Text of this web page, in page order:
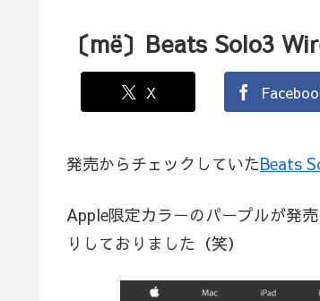
〔më〕Beats Solo3
X
発売からチェックしていたBeats
Apple限定カラーのパープルが発
りしておりました（笑）